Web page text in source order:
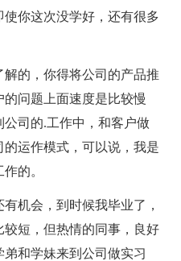
你这次没学好，还有很多
的，你得将公司的产品推
问题上面速度是比较慢
司的.工作中，和客户做
运作模式，可以说，我是
的。
机会，到时候我毕业了，
短，但热情的同事，良好
和学妹来到公司做实习